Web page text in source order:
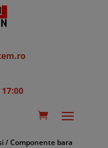
/Componente bara